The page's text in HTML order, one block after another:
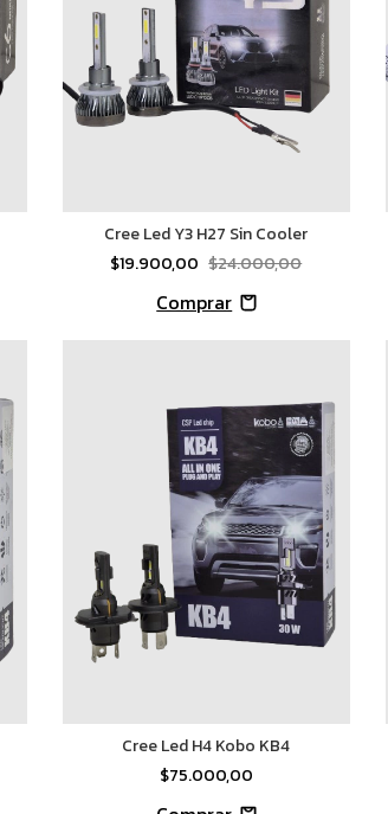
Cree Led Y3 H27 Sin Cooler
$19.900,00 $24.000,00
Cree Led H4 Kobo KB4
$75.000,00